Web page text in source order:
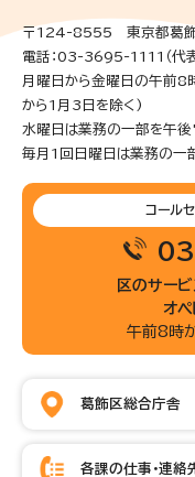
〒124-8555 東京都葛
電話：03-3695-1111（代表
月曜日から金曜日の午前8
から1月3日を除く)
水曜日は業務の一部を午後
毎月1回日曜日は業務の一
コール
区のサー
オペ
午前8時
葛飾区総合庁舎
各課の仕事・連絡